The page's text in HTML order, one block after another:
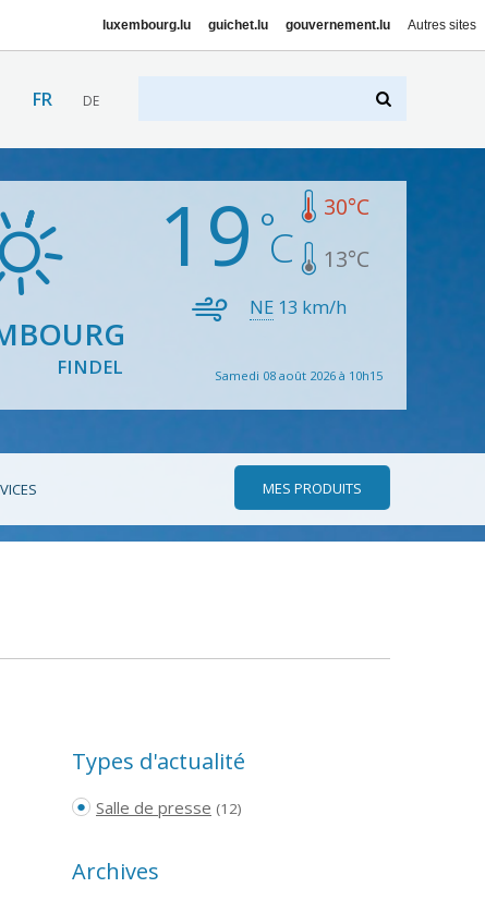
luxembourg.lu guichet.lu gouvernement.lu Autres sites
FR DE
FINDEL
19 30°C
13°C
NE 13 km/h
Samedi 08 août 2026 à 10h15
MES PRODUITS
Types d'actualité
Salle de presse (12)
Archives